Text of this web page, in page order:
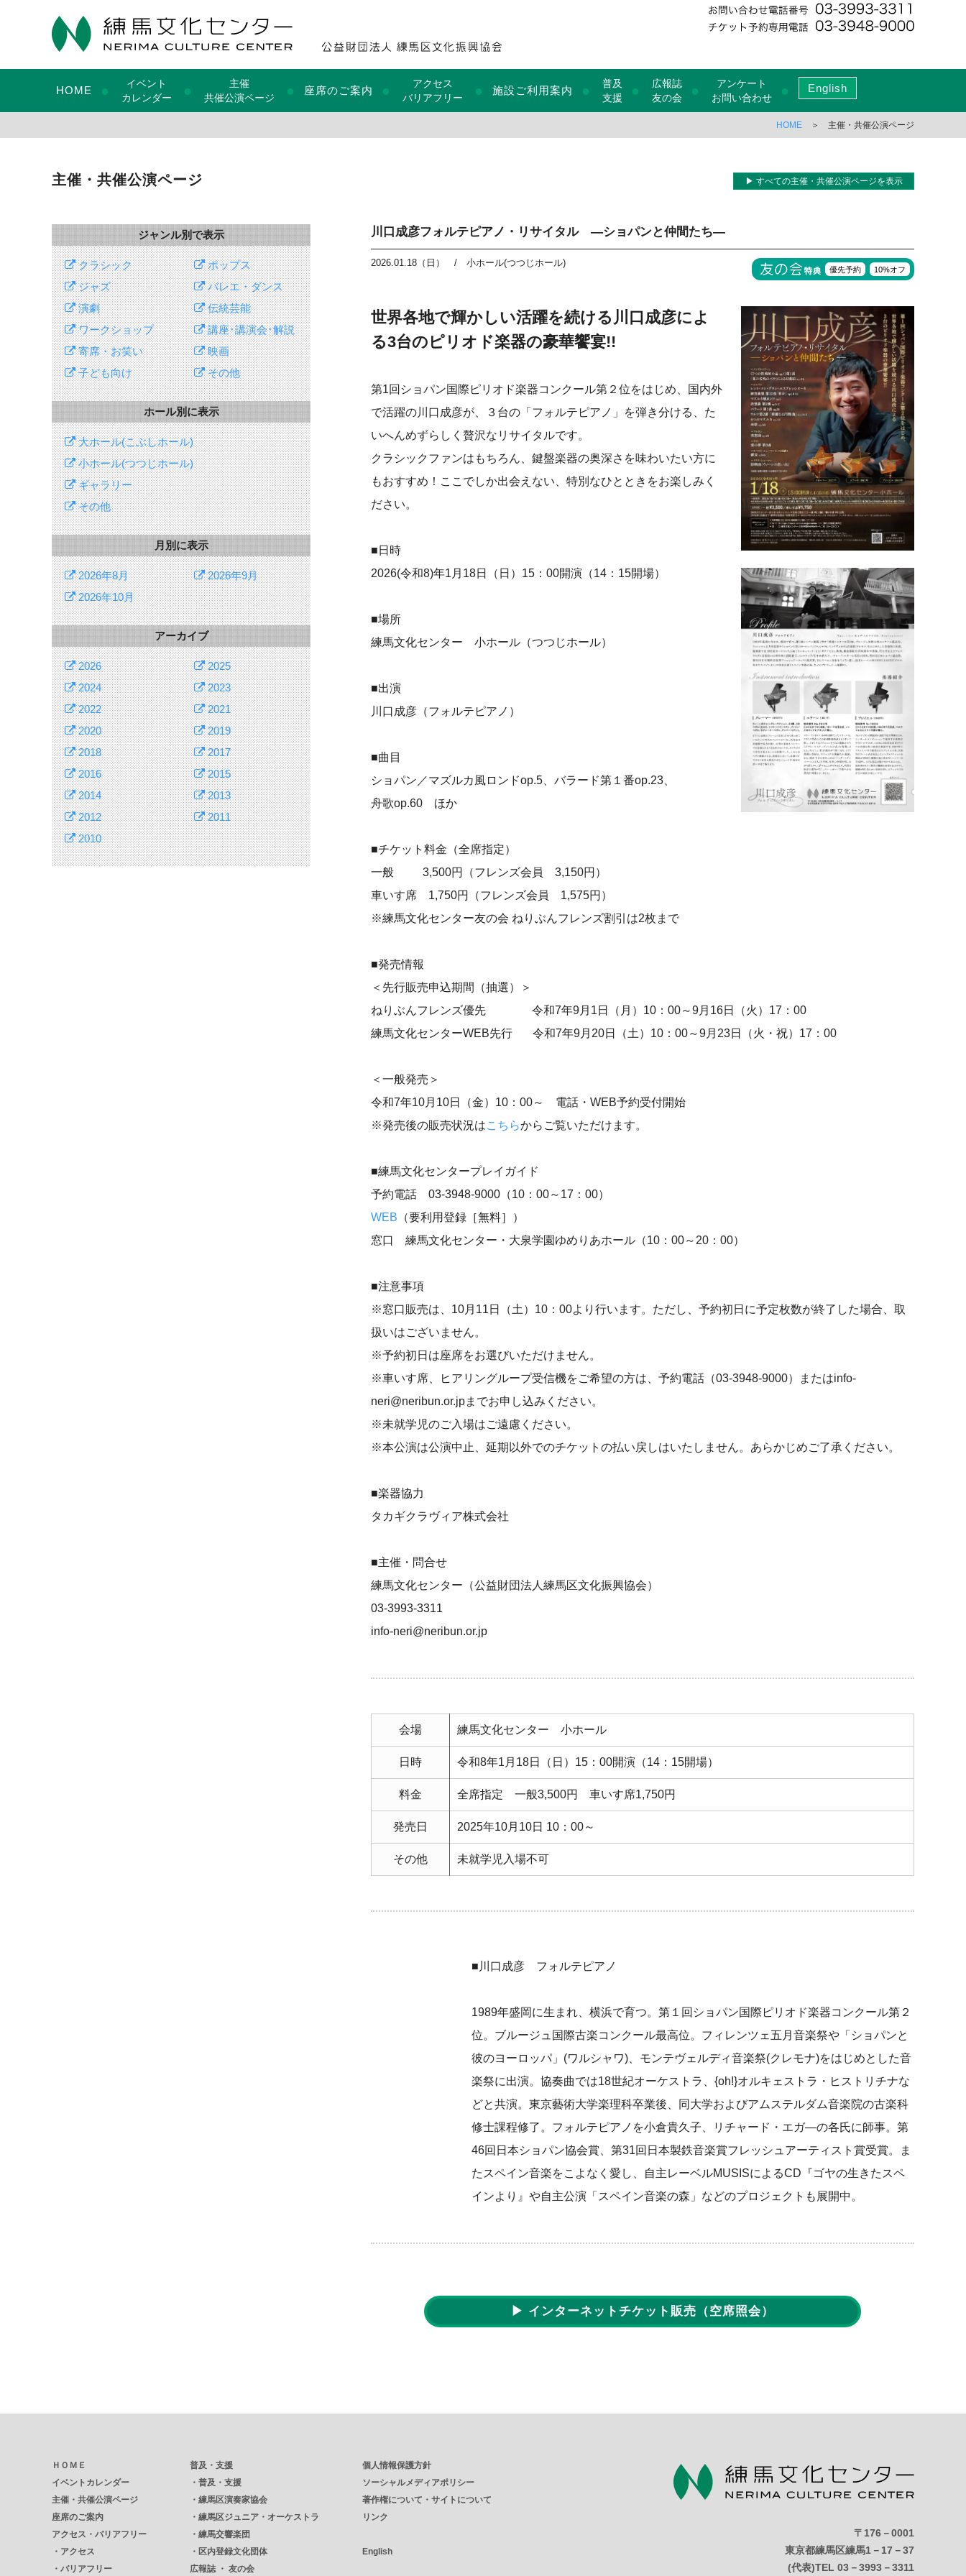
HOME ●
イベント
カレンダー
●
主催
共催公演ページ
● 座席のご案内 ●
アクセス
バリアフリー
● 施設ご利用案内 ●
普及
支援
●
広報誌
友の会
●
アンケート
お問い合わせ
● English
HOME ＞ 主催・共催公演ページ
主催・共催公演ページ ▶ すべての主催・共催公演ページを表示
ジャンル別で表示
クラシック
ポップス
ジャズ
バレエ・ダンス
演劇
伝統芸能
ワークショップ
講座･講演会･解説
寄席・お笑い
映画
子ども向け
その他
ホール別に表示
大ホール(こぶしホール)
小ホール(つつじホール)
ギャラリー
その他
月別に表示
2026年8月
2026年9月
2026年10月
アーカイブ
2026
2025
2024
2023
2022
2021
2020
2019
2018
2017
2016
2015
2014
2013
2012
2011
2010
川口成彦フォルテピアノ・リサイタル ―ショパンと仲間たち―
2026.01.18（日） / 小ホール(つつじホール)
優先予約 10%オフ
世界各地で輝かしい活躍を続ける川口成彦によ
る3台のピリオド楽器の豪華饗宴!!
第1回ショパン国際ピリオド楽器コンクール第２位をはじめ、国内外
で活躍の川口成彦が、３台の「フォルテピアノ」を弾き分ける、た
いへんめずらしく贅沢なリサイタルです。
クラシックファンはもちろん、鍵盤楽器の奥深さを味わいたい方に
もおすすめ！ここでしか出会えない、特別なひとときをお楽しみく
ださい。
■日時
2026(令和8)年1月18日（日）15：00開演（14：15開場）
■場所
練馬文化センター 小ホール（つつじホール）
■出演
川口成彦（フォルテピアノ）
■曲目
ショパン／マズルカ風ロンドop.5、バラード第１番op.23、
舟歌op.60 ほか
■チケット料金（全席指定）
一般 3,500円（フレンズ会員 3,150円）
車いす席 1,750円（フレンズ会員 1,575円）
※練馬文化センター友の会 ねりぶんフレンズ割引は2枚まで
■発売情報
＜先行販売申込期間（抽選）＞
ねりぶんフレンズ優先 令和7年9月1日（月）10：00～9月16日（火）17：00
練馬文化センターWEB先行 令和7年9月20日（土）10：00～9月23日（火・祝）17：00
＜一般発売＞
令和7年10月10日（金）10：00～ 電話・WEB予約受付開始
※発売後の販売状況はこちらからご覧いただけます。
■練馬文化センタープレイガイド
予約電話 03-3948-9000（10：00～17：00）
WEB （要利用登録［無料］）
窓口 練馬文化センター・大泉学園ゆめりあホール（10：00～20：00）
■注意事項
※窓口販売は、10月11日（土）10：00より行います。ただし、予約初日に予定枚数が終了した場合、取
扱いはございません。
※予約初日は座席をお選びいただけません。
※車いす席、ヒアリングループ受信機をご希望の方は、予約電話（03-3948-9000）またはinfo-
neri@neribun.or.jpまでお申し込みください。
※未就学児のご入場はご遠慮ください。
※本公演は公演中止、延期以外でのチケットの払い戻しはいたしません。あらかじめご了承ください。
■楽器協力
タカギクラヴィア株式会社
■主催・問合せ
練馬文化センター（公益財団法人練馬区文化振興協会）
03-3993-3311
info-neri@neribun.or.jp
会場 練馬文化センター 小ホール
日時 令和8年1月18日（日）15：00開演（14：15開場）
料金 全席指定 一般3,500円 車いす席1,750円
発売日 2025年10月10日 10：00～
その他 未就学児入場不可
■川口成彦 フォルテピアノ
1989年盛岡に生まれ、横浜で育つ。第１回ショパン国際ピリオド楽器コンクール第２
位。ブルージュ国際古楽コンクール最高位。フィレンツェ五月音楽祭や「ショパンと
彼のヨーロッパ」(ワルシャワ)、モンテヴェルディ音楽祭(クレモナ)をはじめとした音
楽祭に出演。協奏曲では18世紀オーケストラ、{oh!}オルキェストラ・ヒストリチナな
どと共演。東京藝術大学楽理科卒業後、同大学およびアムステルダム音楽院の古楽科
修士課程修了。フォルテピアノを小倉貴久子、リチャード・エガ―の各氏に師事。第
46回日本ショパン協会賞、第31回日本製鉄音楽賞フレッシュアーティスト賞受賞。ま
たスペイン音楽をこよなく愛し、自主レーベルMUSISによるCD『ゴヤの生きたスペ
インより』や自主公演「スペイン音楽の森」などのプロジェクトも展開中。
▶ インターネットチケット販売 （空席照会）
ＨＯＭＥ
イベントカレンダー
主催・共催公演ページ
座席のご案内
アクセス・バリアフリー
・ アクセス
・ バリアフリー
普及・支援
・ 普及・支援
・ 練馬区演奏家協会
・ 練馬区ジュニア・オーケストラ
・ 練馬交響楽団
・ 区内登録文化団体
広報誌 ・ 友の会
個人情報保護方針
ソーシャルメディアポリシー
著作権について・サイトについて
リンク
English
〒176－0001
東京都練馬区練馬1－17－37
(代表)TEL 03－3993－3311